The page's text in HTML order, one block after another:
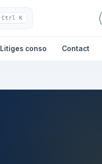
Ctrl K
Litiges conso Contact